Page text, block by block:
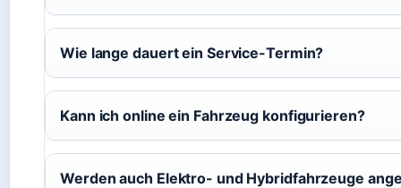
Wie lange dauert ein Service-Termin?
Kann ich online ein Fahrzeug konfigurieren?
Werden auch Elektro- und Hybridfahrzeuge